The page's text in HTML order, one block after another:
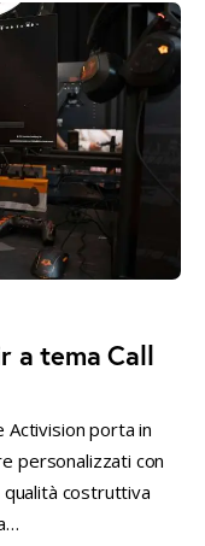
a tema Call
Activision porta in
personalizzati con
qualità costruttiva